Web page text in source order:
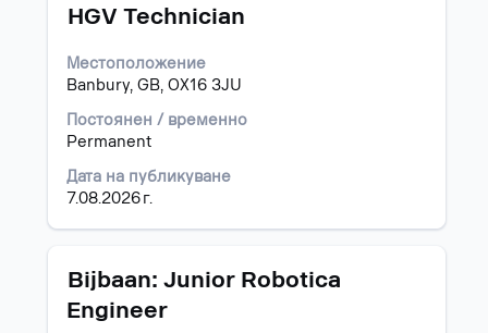
Позиция
HGV Technician
Местоположение
Banbury, GB, OX16 3JU
Постоянен / временно
Permanent
Дата на публикуване
7.08.2026 г.
Изберете
бутона
за
интервал,
за
да
пълното
съдържание
на
за
задание.
Позиция
Bijbaan: Junior Robotica
Engineer
Изберете
бутона